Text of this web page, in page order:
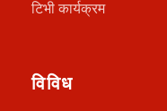
टिभी कार्यक्रम
विविध